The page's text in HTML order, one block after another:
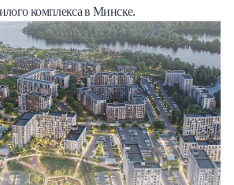
сервис Prime Line
MOBY
кредит
Бизнеса
комплекса в Минске.